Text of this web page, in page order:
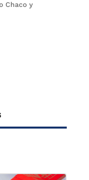
Chaco y